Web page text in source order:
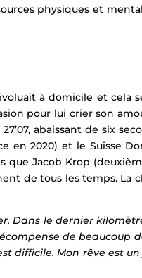
physiques et
à domicile et cela
pour lui crier son
abaissant de six
en 2020) et le Suisse
que Jacob Krop
de tous les temps. La
Dans le dernier
de beaucoup
difficile. Mon rêve est